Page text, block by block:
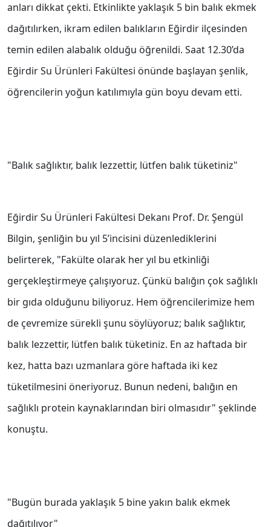
anları dikkat çekti. Etkinlikte yaklaşık 5 bin balık ekmek
dağıtılırken, ikram edilen balıkların Eğirdir ilçesinden
temin edilen alabalık olduğu öğrenildi. Saat 12.30’da
Eğirdir Su Ürünleri Fakültesi önünde başlayan şenlik,
öğrencilerin yoğun katılımıyla gün boyu devam etti.
"Balık sağlıktır, balık lezzettir, lütfen balık tüketiniz"
Eğirdir Su Ürünleri Fakültesi Dekanı Prof. Dr. Şengül
Bilgin, şenliğin bu yıl 5’incisini düzenlediklerini
belirterek, "Fakülte olarak her yıl bu etkinliği
gerçekleştirmeye çalışıyoruz. Çünkü balığın çok sağlıklı
bir gıda olduğunu biliyoruz. Hem öğrencilerimize hem
de çevremize sürekli şunu söylüyoruz; balık sağlıktır,
balık lezzettir, lütfen balık tüketiniz. En az haftada bir
kez, hatta bazı uzmanlara göre haftada iki kez
tüketilmesini öneriyoruz. Bunun nedeni, balığın en
sağlıklı protein kaynaklarından biri olmasıdır" şeklinde
konuştu.
"Bugün burada yaklaşık 5 bine yakın balık ekmek
dağıtılıyor"